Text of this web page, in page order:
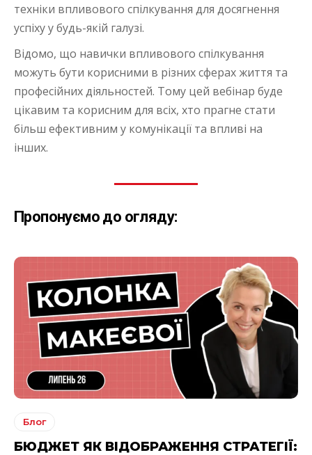
техніки впливового спілкування для досягнення
успіху у будь-якій галузі.
Відомо, що навички впливового спілкування
можуть бути корисними в різних сферах життя та
професійних діяльностей. Тому цей вебінар буде
цікавим та корисним для всіх, хто прагне стати
більш ефективним у комунікації та впливі на
інших.
Пропонуємо до огляду:
Блог
БЮДЖЕТ ЯК ВІДОБРАЖЕННЯ СТРАТЕГІЇ: